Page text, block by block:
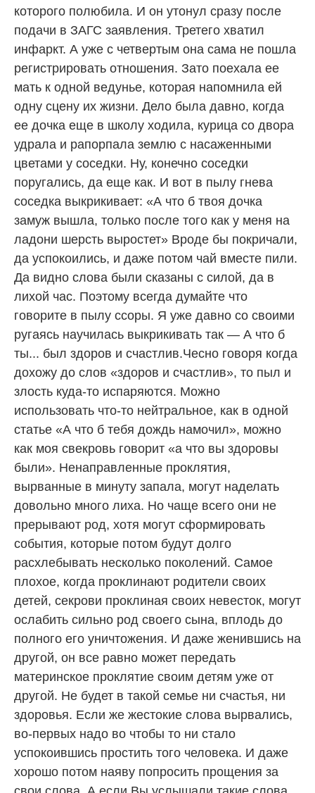
которого полюбила. И он утонул сразу после
подачи в ЗАГС заявления. Третего хватил
инфаркт. А уже с четвертым она сама не пошла
регистрировать отношения. Зато поехала ее
мать к одной ведунье, которая напомнила ей
одну сцену их жизни. Дело была давно, когда
ее дочка еще в школу ходила, курица со двора
удрала и рапорпала землю с насаженными
цветами у соседки. Ну, конечно соседки
поругались, да еще как. И вот в пылу гнева
соседка выкрикивает: «А что б твоя дочка
замуж вышла, только после того как у меня на
ладони шерсть выростет» Вроде бы покричали,
да успокоились, и даже потом чай вместе пили.
Да видно слова были сказаны с силой, да в
лихой час. Поэтому всегда думайте что
говорите в пылу ссоры. Я уже давно со своими
ругаясь научилась выкрикивать так — А что б
ты... был здоров и счастлив.Чесно говоря когда
дохожу до слов «здоров и счастлив», то пыл и
злость куда-то испаряются. Можно
использовать что-то нейтральное, как в одной
статье «А что б тебя дождь намочил», можно
как моя свекровь говорит «а что вы здоровы
были». Ненаправленные проклятия,
вырванные в минуту запала, могут наделать
довольно много лиха. Но чаще всего они не
прерывают род, хотя могут сформировать
события, которые потом будут долго
расхлебывать несколько поколений. Самое
плохое, когда проклинают родители своих
детей, секрови проклиная своих невесток, могут
ослабить сильно род своего сына, вплодь до
полного его уничтожения. И даже женившись на
другой, он все равно может передать
материнское проклятие своим детям уже от
другой. Не будет в такой семье ни счастья, ни
здоровья. Если же жестокие слова вырвались,
во-первых надо во чтобы то ни стало
успокоившись простить того человека. И даже
хорошо потом наяву попросить прощения за